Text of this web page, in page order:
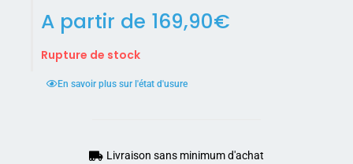
A partir de 169,90€
Rupture de stock
En savoir plus sur l'état d'usure
Livraison sans minimum d'achat